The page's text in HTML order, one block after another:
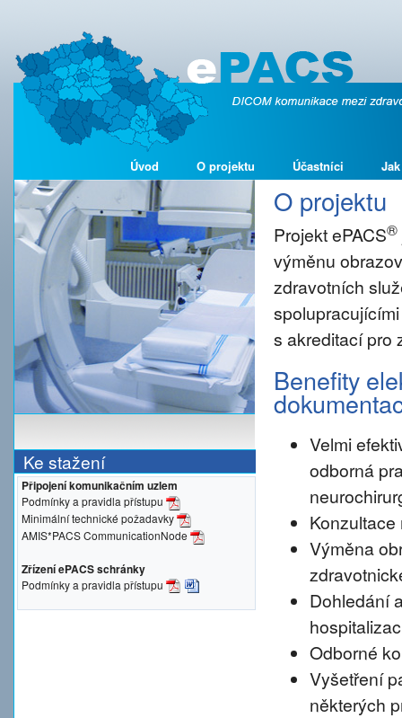
Úvod O projektu Účastníci
Ke stažení
Připojení komunikačním uzlem
Podmínky a pravidla přístupu
Minimální technické požadavky
AMIS*PACS CommunicationNode
Zřízení ePACS schránky
Podmínky a pravidla přístupu
O projektu
Projekt ePACS®
výměnu
zdravotních
s akreditací pro
Benefity
Velmi
odborná
Výměna
Dohledání
Odborné
Vyšetření
některých